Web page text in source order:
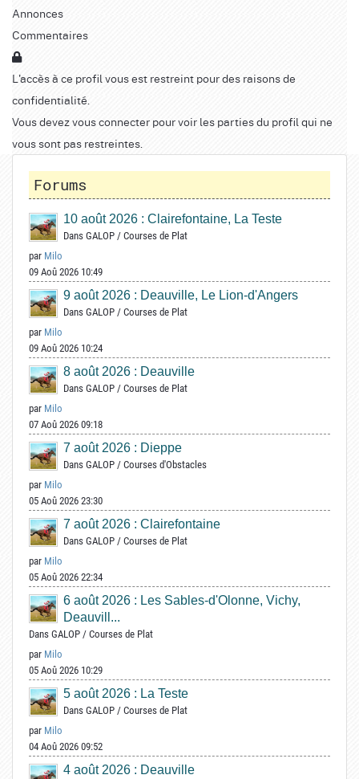
Annonces
Commentaires
L'accès à ce profil vous est restreint pour des raisons de
confidentialité.
Vous devez vous connecter pour voir les parties du profil qui ne
vous sont pas restreintes.
Forums
10 août 2026 : Clairefontaine, La Teste
Dans GALOP / Courses de Plat
par Milo
09 Aoû 2026 10:49
9 août 2026 : Deauville, Le Lion-d'Angers
Dans GALOP / Courses de Plat
par Milo
09 Aoû 2026 10:24
8 août 2026 : Deauville
Dans GALOP / Courses de Plat
par Milo
07 Aoû 2026 09:18
7 août 2026 : Dieppe
Dans GALOP / Courses d'Obstacles
par Milo
05 Aoû 2026 23:30
7 août 2026 : Clairefontaine
Dans GALOP / Courses de Plat
par Milo
05 Aoû 2026 22:34
6 août 2026 : Les Sables-d'Olonne, Vichy,
Deauvill...
Dans GALOP / Courses de Plat
par Milo
05 Aoû 2026 10:29
5 août 2026 : La Teste
Dans GALOP / Courses de Plat
par Milo
04 Aoû 2026 09:52
4 août 2026 : Deauville